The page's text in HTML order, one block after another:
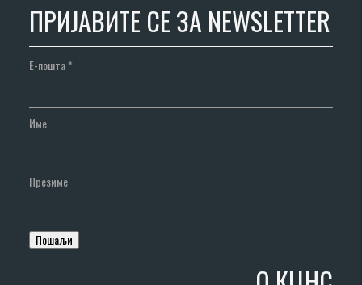
ПРИЈАВИТЕ СЕ ЗА NEWSLETTER
Е-пошта*
Име
Презиме